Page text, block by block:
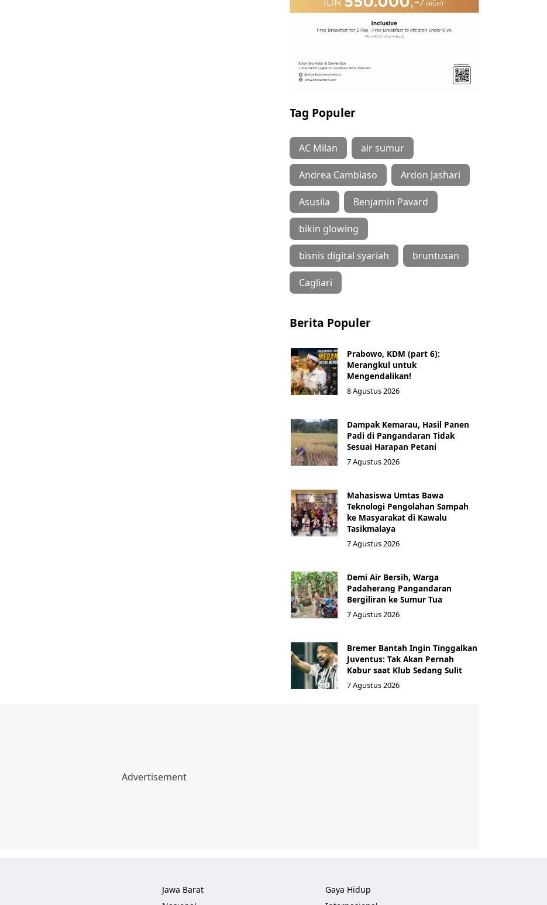
Tag Populer
AC Milan air sumur
Andrea Cambiaso Ardon Jashari
Asusila Benjamin Pavard
bikin glowing
bisnis digital syariah bruntusan
Cagliari
Berita Populer
Prabowo, KDM (part 6):
Merangkul untuk
Mengendalikan!
8 Agustus 2026
Dampak Kemarau, Hasil Panen
Padi di Pangandaran Tidak
Sesuai Harapan Petani
7 Agustus 2026
Mahasiswa Umtas Bawa
Teknologi Pengolahan Sampah
ke Masyarakat di Kawalu
Tasikmalaya
7 Agustus 2026
Demi Air Bersih, Warga
Padaherang Pangandaran
Bergiliran ke Sumur Tua
7 Agustus 2026
Bremer Bantah Ingin Tinggalkan
Juventus: Tak Akan Pernah
Kabur saat Klub Sedang Sulit
7 Agustus 2026
Jawa Barat
Gaya Hidup